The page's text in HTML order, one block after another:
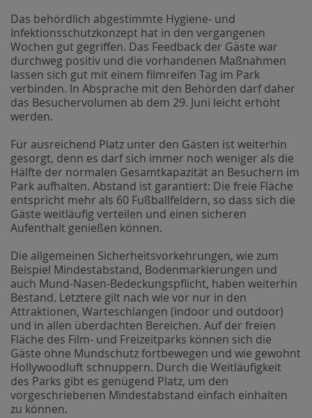
Das behördlich abgestimmte Hygiene- und
Infektionsschutzkonzept hat in den vergangenen
Wochen gut gegriffen. Das Feedback der Gäste war
durchweg positiv und die vorhandenen Maßnahmen
lassen sich gut mit einem filmreifen Tag im Park
verbinden. In Absprache mit den Behörden darf daher
das Besuchervolumen ab dem 29. Juni leicht erhöht
werden.
Für ausreichend Platz unter den Gästen ist weiterhin
gesorgt, denn es darf sich immer noch weniger als die
Hälfte der normalen Gesamtkapazität an Besuchern im
Park aufhalten. Abstand ist garantiert: Die freie Fläche
entspricht mehr als 60 Fußballfeldern, so dass sich die
Gäste weitläufig verteilen und einen sicheren
Aufenthalt genießen können.
Die allgemeinen Sicherheitsvorkehrungen, wie zum
Beispiel Mindestabstand, Bodenmarkierungen und
auch Mund-Nasen-Bedeckungspflicht, haben weiterhin
Bestand. Letztere gilt nach wie vor nur in den
Attraktionen, Warteschlangen (indoor und outdoor)
und in allen überdachten Bereichen. Auf der freien
Fläche des Film- und Freizeitparks können sich die
Gäste ohne Mundschutz fortbewegen und wie gewohnt
Hollywoodluft schnuppern. Durch die Weitläufigkeit
des Parks gibt es genügend Platz, um den
vorgeschriebenen Mindestabstand einfach einhalten
zu können.